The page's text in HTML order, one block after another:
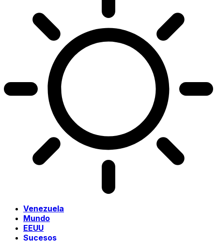
Venezuela
Mundo
EEUU
Sucesos